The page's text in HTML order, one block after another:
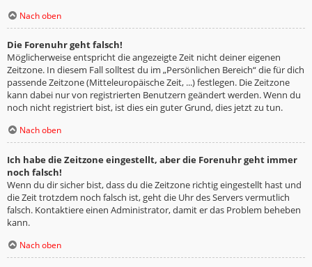
Nach oben
Die Forenuhr geht falsch!
Möglicherweise entspricht die angezeigte Zeit nicht deiner eigenen
Zeitzone. In diesem Fall solltest du im „Persönlichen Bereich“ die für dich
passende Zeitzone (Mitteleuropäische Zeit, ...) festlegen. Die Zeitzone
kann dabei nur von registrierten Benutzern geändert werden. Wenn du
noch nicht registriert bist, ist dies ein guter Grund, dies jetzt zu tun.
Nach oben
Ich habe die Zeitzone eingestellt, aber die Forenuhr geht immer
noch falsch!
Wenn du dir sicher bist, dass du die Zeitzone richtig eingestellt hast und
die Zeit trotzdem noch falsch ist, geht die Uhr des Servers vermutlich
falsch. Kontaktiere einen Administrator, damit er das Problem beheben
kann.
Nach oben